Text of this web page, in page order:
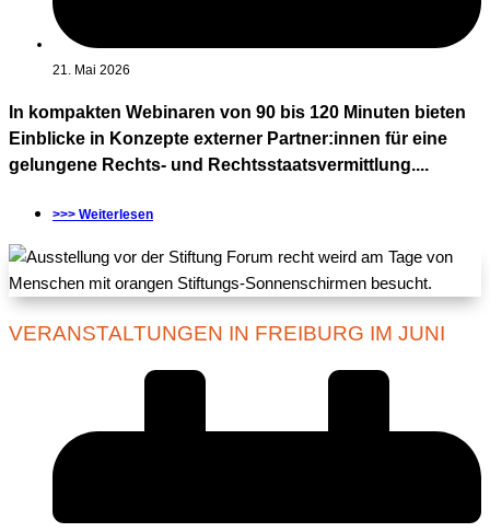
21. Mai 2026
In kompakten Webinaren von 90 bis 120 Minuten bieten
Einblicke in Konzepte externer Partner:innen für eine
gelungene Rechts- und Rechtsstaatsvermittlung....
>>> Weiterlesen
VERANSTALTUNGEN IN FREIBURG IM JUNI